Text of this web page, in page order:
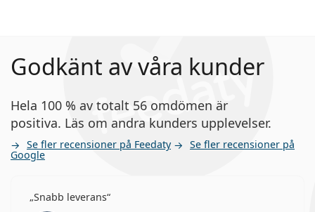
Godkänt av våra kunder
Hela 100 % av totalt 56 omdömen är
positiva. Läs om andra kunders upplevelser.
Se fler recensioner på Feedaty Se fler recensioner på
Google
Snabb leverans